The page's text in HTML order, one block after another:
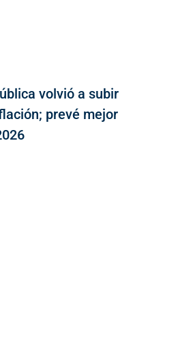
volvió a subir
prevé mejor